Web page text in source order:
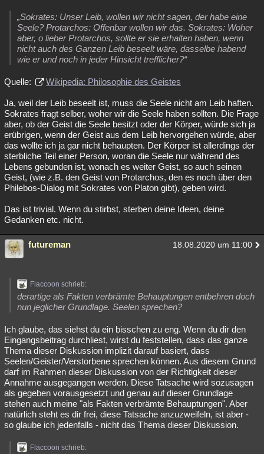
„Sokrates: Unser Leib, wollen wir nicht sagen, der habe eine
Seele? Protarchos: Offenbar wollen wir das. Sokrates: Woher
aber, o lieber Protarchos, sollte er sie erhalten haben, wenn
nicht auch des Ganzen Leib beseelt wäre, dasselbe habend
wie er und noch in jeder Hinsicht trefflicher?“
Quelle: Wikipedia: Philosophie des Geistes
Ja, weil der Leib beseelt ist, muss die Seele nicht am Leib haften.
Sokrates fragt selber, woher wir die Seele haben sollten. Die Frage
aber, ob der Geist die Seele besitzt oder der Körper, würde sich ja
erübrigen, wenn der Geist aus dem Leib hervorgehen würde, aber
das wollte ich ja gar nicht behaupten. Der Körper ist allerdings der
sterbliche Teil einer Person, woran die Seele nur während des
Lebens gebunden ist, wonach es weiter Geist, so auch seinen
Geist, (wie z.B. den Geist von Protarchos, den es noch über den
Philebos-Dialog mit Sokrates von Platon gibt), geben wird.
Das ist trivial. Wenn du stirbst, sterben deine Ideen, deine
Gedanken etc. nicht.
futureman 18.08.2020 um 11:00
Flaccoon schrieb:
derartige als Fakten verbrämte Behauptungen entbehren doch
nun jeglicher Grundlage. Seelen sprechen?
Ich glaube, das siehst du ein bisschen zu eng. Wenn du dir den
Eingangsbeitrag durchliest, wirst du feststellen, dass das ganze
Thema dieser Diskussion implizit darauf basiert, dass
Seelen/Geister/Verstorbene sprechen können. Aus diesem Grund
darf im Rahmen dieser Diskussion von der Richtigkeit dieser
Annahme ausgegangen werden. Diese Tatsache wird sozusagen
als gegeben vorausgesetzt und genau auf dieser Grundlage
stehen auch meine "als Fakten verbrämte Behauptungen". Aber
natürlich steht es dir frei, diese Tatsache anzuzweifeln, ist aber -
so glaube ich jedenfalls - nicht das Thema dieser Diskussion.
Flaccoon schrieb: